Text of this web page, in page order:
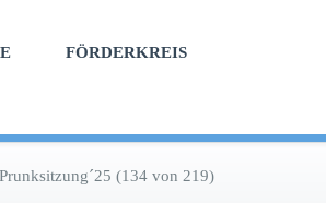
FÖRDERKREIS
(134 von 219)